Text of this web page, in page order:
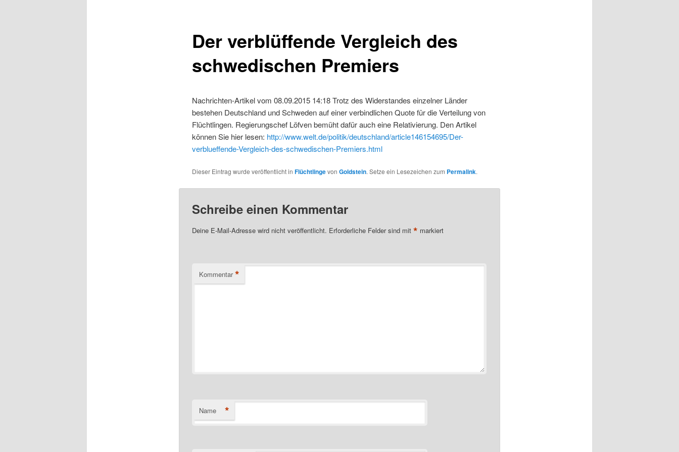
Der verblüffende Vergleich des
schwedischen Premiers
Nachrichten-Artikel vom 08.09.2015 14:18 Trotz des Widerstandes einzelner Länder
bestehen Deutschland und Schweden auf einer verbindlichen Quote für die Verteilung von
Flüchtlingen. Regierungschef Löfven bemüht dafür auch eine Relativierung. Den Artikel
können Sie hier lesen: http://www.welt.de/politik/deutschland/article146154695/Der-
verblueffende-Vergleich-des-schwedischen-Premiers.html
Dieser Eintrag wurde veröffentlicht in Flüchtlingevon Goldstein. Setze ein Lesezeichen zum Permalink.
Schreibe einen Kommentar
Deine E-Mail-Adresse wird nicht veröffentlicht. Erforderliche Felder sind mit * markiert
Kommentar *
Name *